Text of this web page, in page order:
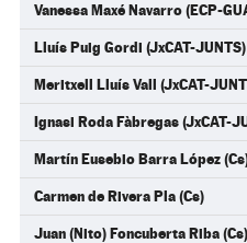
Vanessa Maxé Navarro (ECP-
Lluís Puig Gordi (JxCAT-JUNTS)
Meritxell Lluís Vall (JxCAT-
Ignasi Roda Fàbregas (JxCAT-
Martín Eusebio Barra López
Carmen de Rivera Pla (Cs)
Juan (Nito) Foncuberta Riba (Cs)